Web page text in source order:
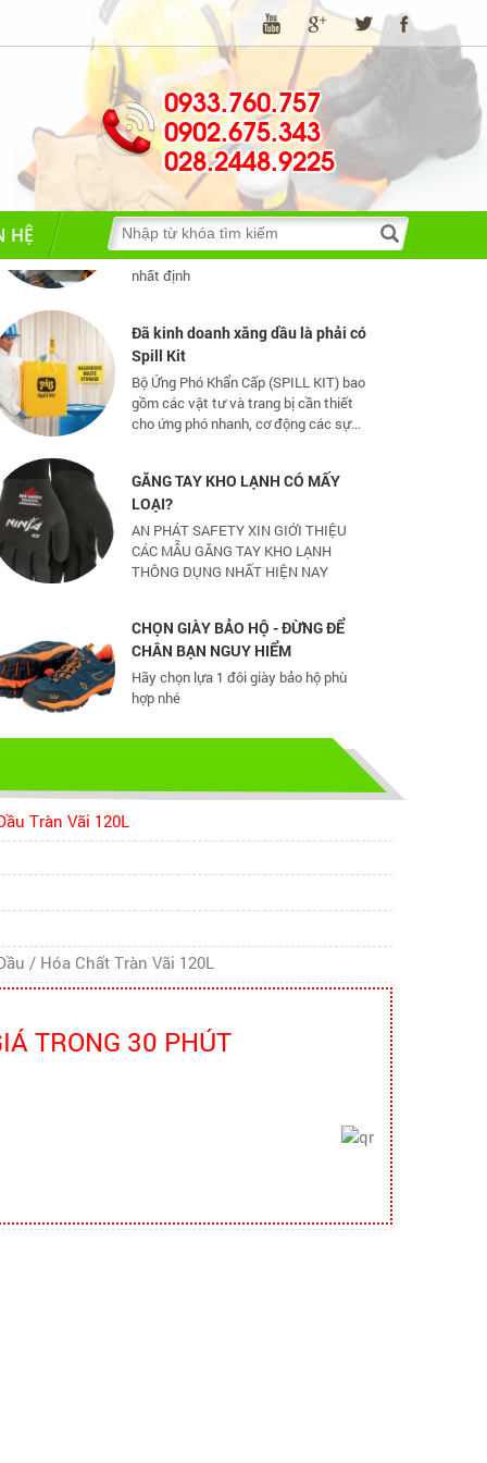
0933.760.757
0902.675.343
028.2448.9225
HỆ
luật về bảo hộ lao động
Những quy định và hệ thống pháp luật
về bảo hộ lao động
TIA HỒ QUANG ĐIỆN NGUY HIỂM
THẾ NÀO?
Hồ quang điện đem lại nhiều lợi ích
tuy nhiên nó cũng có một số tác hại
nhất định
Đã kinh doanh xăng dầu là phải có
Bộ Ứng Phó Khẩn Cấp (SPILL KIT) bao
gồm các vật tư và trang bị cần thiết
cho ứng phó nhanh, cơ động các sự
cố tràn đổ dầu và hoá chất mức vừa
và nhỏ
GĂNG TAY KHO LẠNH CÓ MẤY
AN PHÁT SAFETY XIN GIỚI THIỆU
CÁC MẪU GĂNG TAY KHO LẠNH
THÔNG DỤNG NHẤT HIỆN NAY
CHỌN GIÀY BẢO HỘ - ĐỪNG ĐỂ
Hãy chọn lựa 1 đôi giày bảo hộ phù
hợp nhé
TỦ ĐỰNG HÓA CHẤT CÓ LỌC HẤP
THU
bao ho lao dong - Khóa tập huấn
Truyền thông viên nguồn về AT-
bao ho lao dong - Khóa tập huấn
Truyền thông viên nguồn về AT-VSLĐ
quần áo bảo hộ - Hội nghị Mạng
thông tin quốc gia về ATVSLĐ lần
tin quốc gia về ATVSLĐ lần thứ 16
Hướng dẫn chọn mua và sử dụng mũ
Tràn Vãi 120L
/ Hóa Chất Tràn Vãi 120L
TRONG 30 PHÚT